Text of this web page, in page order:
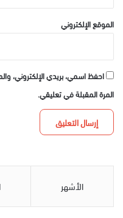
الموقع الإلكتروني
احفظ اسمي، بريدي الإلكتروني،
المرة المقبلة في تعليقي.
الأشهر